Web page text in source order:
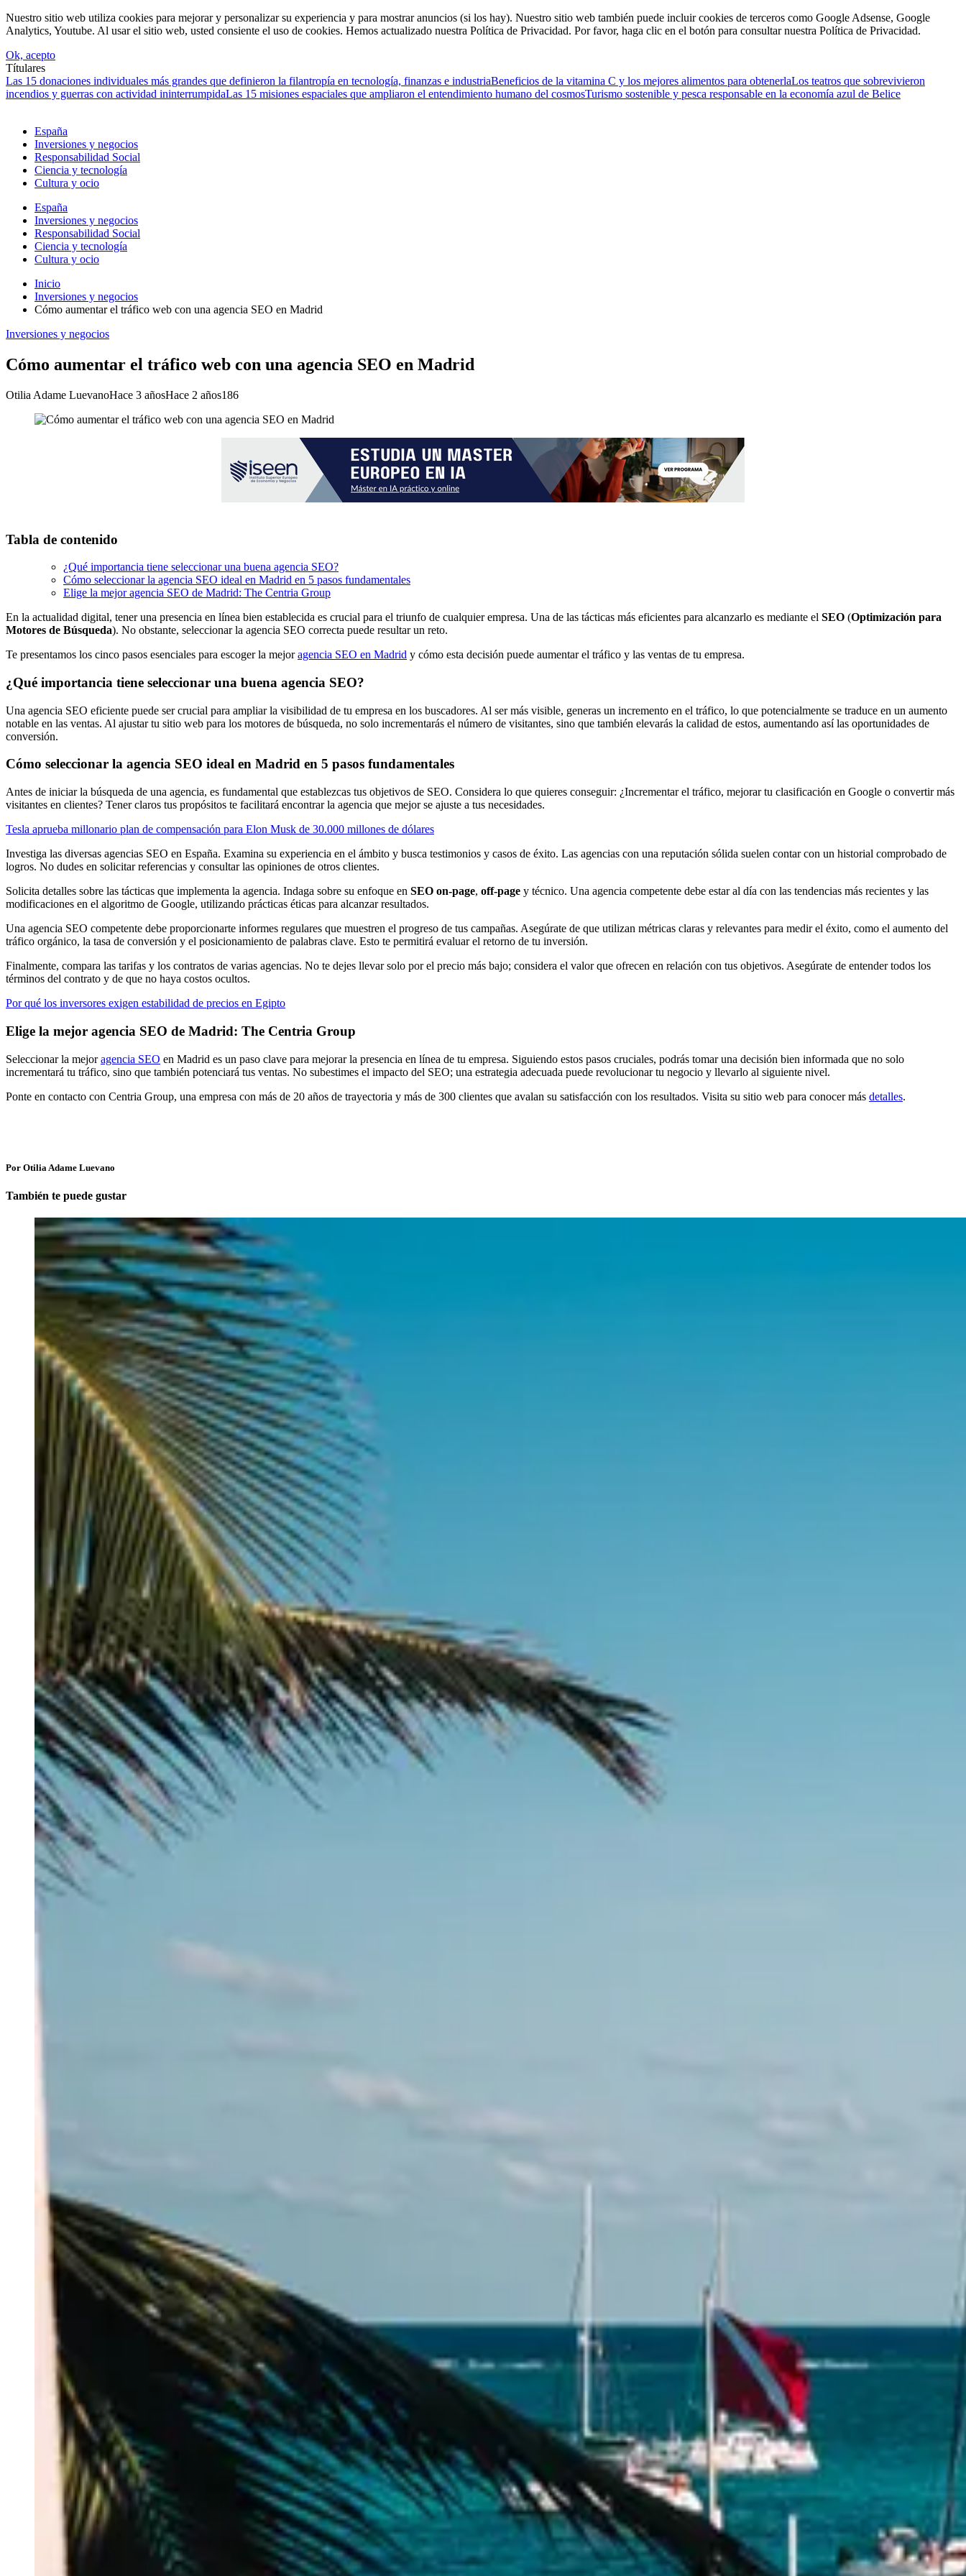
Nuestro sitio web utiliza cookies para mejorar y personalizar su experiencia y para mostrar anuncios (si los hay). Nuestro sitio web también puede incluir cookies de terceros como Google Adsense, Google
Analytics, Youtube. Al usar el sitio web, usted consiente el uso de cookies. Hemos actualizado nuestra Política de Privacidad. Por favor, haga clic en el botón para consultar nuestra Política de Privacidad.
Ok, acepto
Títulares
Las 15 donaciones individuales más grandes que definieron la filantropía en tecnología, finanzas e industriaBeneficios de la vitamina C y los mejores alimentos para obtenerlaLos teatros que sobrevivieron
incendios y guerras con actividad ininterrumpidaLas 15 misiones espaciales que ampliaron el entendimiento humano del cosmosTurismo sostenible y pesca responsable en la economía azul de Belice
España
Inversiones y negocios
Responsabilidad Social
Ciencia y tecnología
Cultura y ocio
España
Inversiones y negocios
Responsabilidad Social
Ciencia y tecnología
Cultura y ocio
Inicio
Inversiones y negocios
Cómo aumentar el tráfico web con una agencia SEO en Madrid
Inversiones y negocios
Cómo aumentar el tráfico web con una agencia SEO en Madrid
Otilia Adame LuevanoHace 3 añosHace 2 años186
Tabla de contenido
¿Qué importancia tiene seleccionar una buena agencia SEO?
Cómo seleccionar la agencia SEO ideal en Madrid en 5 pasos fundamentales
Elige la mejor agencia SEO de Madrid: The Centria Group
En la actualidad digital, tener una presencia en línea bien establecida es crucial para el triunfo de cualquier empresa. Una de las tácticas más eficientes para alcanzarlo es mediante el SEO (Optimización para
Motores de Búsqueda). No obstante, seleccionar la agencia SEO correcta puede resultar un reto.
Te presentamos los cinco pasos esenciales para escoger la mejoragencia SEO en Madrid y cómo esta decisión puede aumentar el tráfico y las ventas de tu empresa.
¿Qué importancia tiene seleccionar una buena agencia SEO?
Una agencia SEO eficiente puede ser crucial para ampliar la visibilidad de tu empresa en los buscadores. Al ser más visible, generas un incremento en el tráfico, lo que potencialmente se traduce en un aumento
notable en las ventas. Al ajustar tu sitio web para los motores de búsqueda, no solo incrementarás el número de visitantes, sino que también elevarás la calidad de estos, aumentando así las oportunidades de
conversión.
Cómo seleccionar la agencia SEO ideal en Madrid en 5 pasos fundamentales
Antes de iniciar la búsqueda de una agencia, es fundamental que establezcas tus objetivos de SEO. Considera lo que quieres conseguir: ¿Incrementar el tráfico, mejorar tu clasificación en Google o convertir más
visitantes en clientes? Tener claros tus propósitos te facilitará encontrar la agencia que mejor se ajuste a tus necesidades.
Tesla aprueba millonario plan de compensación para Elon Musk de 30.000 millones de dólares
Investiga las diversas agencias SEO en España. Examina su experiencia en el ámbito y busca testimonios y casos de éxito. Las agencias con una reputación sólida suelen contar con un historial comprobado de
logros. No dudes en solicitar referencias y consultar las opiniones de otros clientes.
Solicita detalles sobre las tácticas que implementa la agencia. Indaga sobre su enfoque en SEO on-page, off-page y técnico. Una agencia competente debe estar al día con las tendencias más recientes y las
modificaciones en el algoritmo de Google, utilizando prácticas éticas para alcanzar resultados.
Una agencia SEO competente debe proporcionarte informes regulares que muestren el progreso de tus campañas. Asegúrate de que utilizan métricas claras y relevantes para medir el éxito, como el aumento del
tráfico orgánico, la tasa de conversión y el posicionamiento de palabras clave. Esto te permitirá evaluar el retorno de tu inversión.
Finalmente, compara las tarifas y los contratos de varias agencias. No te dejes llevar solo por el precio más bajo; considera el valor que ofrecen en relación con tus objetivos. Asegúrate de entender todos los
términos del contrato y de que no haya costos ocultos.
Por qué los inversores exigen estabilidad de precios en Egipto
Elige la mejor agencia SEO de Madrid: The Centria Group
Seleccionar la mejoragencia SEO en Madrid es un paso clave para mejorar la presencia en línea de tu empresa. Siguiendo estos pasos cruciales, podrás tomar una decisión bien informada que no solo
incrementará tu tráfico, sino que también potenciará tus ventas. No subestimes el impacto del SEO; una estrategia adecuada puede revolucionar tu negocio y llevarlo al siguiente nivel.
Ponte en contacto con Centria Group, una empresa con más de 20 años de trayectoria y más de 300 clientes que avalan su satisfacción con los resultados. Visita su sitio web para conocer más detalles.
Por Otilia Adame Luevano
También te puede gustar